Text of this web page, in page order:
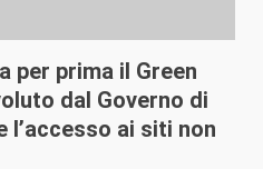
per prima il Green
dal Governo di
l’accesso ai siti non